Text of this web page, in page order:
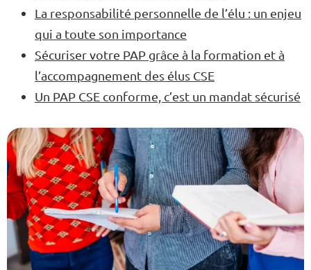
La responsabilité personnelle de l’élu : un enjeu
qui a toute son importance
Sécuriser votre PAP grâce à la formation et à
l’accompagnement des élus CSE
Un PAP CSE conforme, c’est un mandat sécurisé